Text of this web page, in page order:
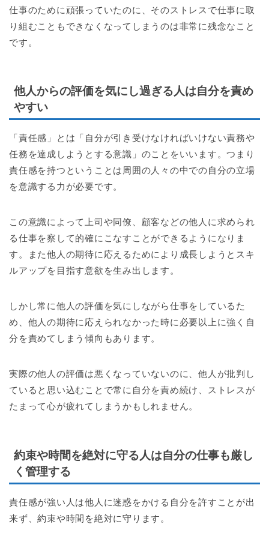
仕事のために頑張っていたのに、そのストレスで仕事に取
り組むこともできなくなってしまうのは非常に残念なこと
です。
他人からの評価を気にし過ぎる人は自分を責め
やすい
「責任感」とは「自分が引き受けなければいけない責務や
任務を達成しようとする意識」のことをいいます。つまり
責任感を持つということは周囲の人々の中での自分の立場
を意識する力が必要です。
この意識によって上司や同僚、顧客などの他人に求められ
る仕事を察して的確にこなすことができるようになりま
す。また他人の期待に応えるためにより成長しようとスキ
ルアップを目指す意欲を生み出します。
しかし常に他人の評価を気にしながら仕事をしているた
め、他人の期待に応えられなかった時に必要以上に強く自
分を責めてしまう傾向もあります。
実際の他人の評価は悪くなっていないのに、他人が批判し
ていると思い込むことで常に自分を責め続け、ストレスが
たまって心が疲れてしまうかもしれません。
約束や時間を絶対に守る人は自分の仕事も厳し
く管理する
責任感が強い人は他人に迷惑をかける自分を許すことが出
来ず、約束や時間を絶対に守ります。